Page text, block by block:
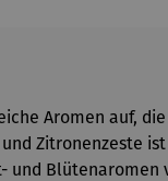
Aromen auf,
Zitronenzeste
und